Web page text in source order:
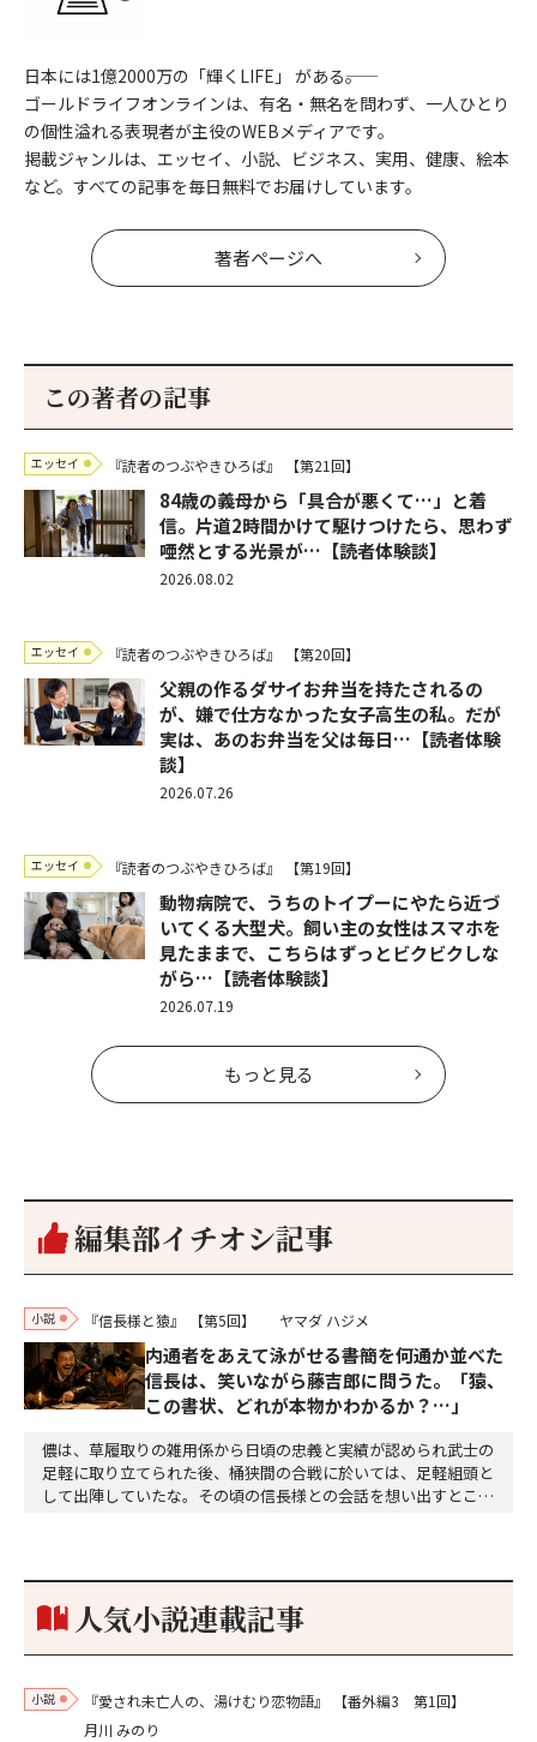
日本には1億2000万の「輝くLIFE」 がある――。
ゴールドライフオンラインは、有名・無名を問わず、一人ひとり
の個性溢れる表現者が主役のWEBメディアです。
掲載ジャンルは、エッセイ、小説、ビジネス、実用、健康、絵本
など。すべての記事を毎日無料でお届けしています。
著者ページへ
この著者の記事
エッセイ 『読者のつぶやきひろば』 【第21回】
84歳の義母から「具合が悪くて…」と着
信。片道2時間かけて駆けつけたら、思わず
唖然とする光景が…【読者体験談】
2026.08.02
エッセイ 『読者のつぶやきひろば』 【第20回】
父親の作るダサイお弁当を持たされるの
が、嫌で仕方なかった女子高生の私。だが
実は、あのお弁当を父は毎日…【読者体験
談】
2026.07.26
エッセイ 『読者のつぶやきひろば』 【第19回】
動物病院で、うちのトイプーにやたら近づ
いてくる大型犬。飼い主の女性はスマホを
見たままで、こちらはずっとビクビクしな
がら…【読者体験談】
2026.07.19
もっと見る
編集部イチオシ記事
小説 『信長様と猿』 【第5回】 ヤマダ ハジメ
内通者をあえて泳がせる――書簡を何通か並べた
信長は、笑いながら藤吉郎に問うた。「猿、
この書状、どれが本物かわかるか？…」
儂は、草履取りの雑用係から日頃の忠義と実績が認められ武士の
足軽に取り立てられた後、桶狭間の合戦に於いては、足軽組頭と
して出陣していたな。その頃の信長様との会話を想い出すとこん
り。どうして勝てたのか、未だにわかりません。…
人気小説連載記事
小説 『愛され未亡人の、湯けむり恋物語』
【番外編3 第1回】
月川 みのり